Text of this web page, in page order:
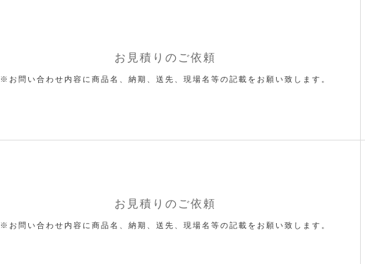
お見積りのご依頼
※お問い合わせ内容に商品名、納期、送先、現場名等の記載をお願い致します。
お見積りのご依頼
※お問い合わせ内容に商品名、納期、送先、現場名等の記載をお願い致します。